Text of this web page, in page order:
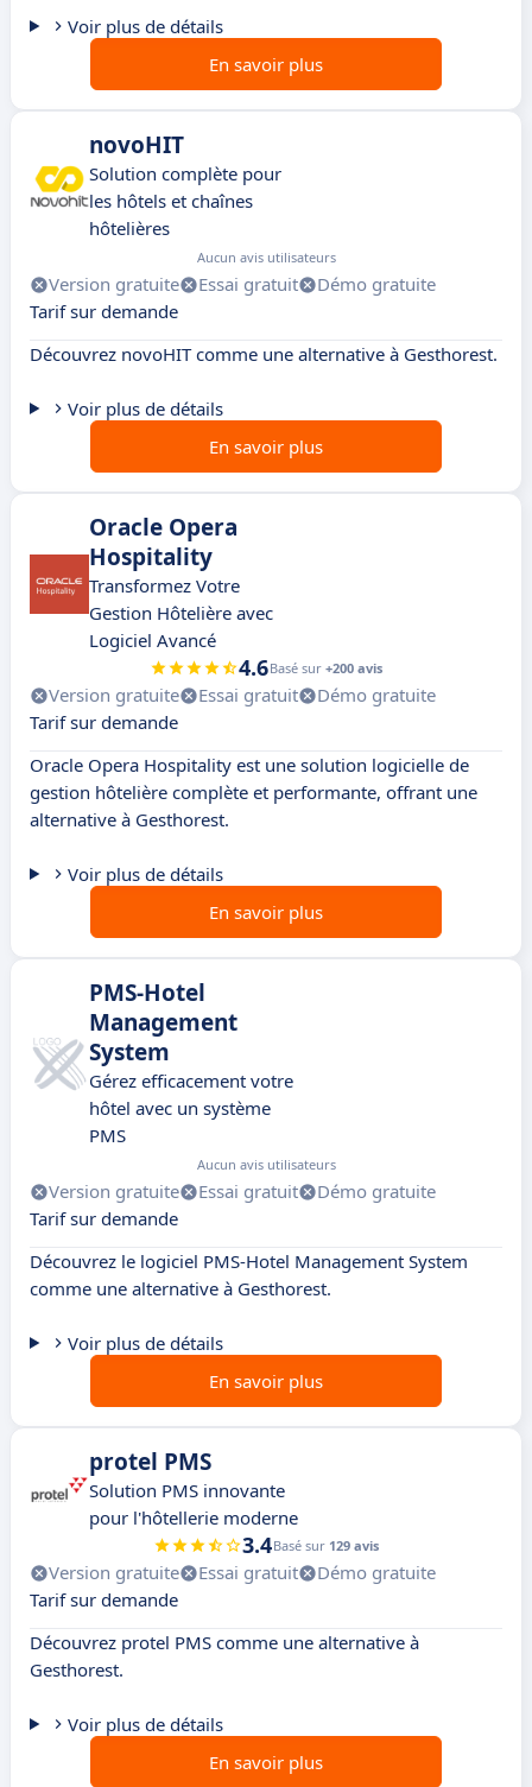
Voir plus de détails
En savoir plus
novoHIT
Solution complète pour
les hôtels et chaînes
hôtelières
Aucun avis utilisateurs
Version gratuite Essai gratuit
Démo gratuite
Tarif sur demande
Découvrez novoHIT comme une alternative à Gesthorest.
Voir plus de détails
En savoir plus
Oracle Opera
Hospitality
Transformez Votre
Gestion Hôtelière avec
Logiciel Avancé
4.6Basé sur +200 avis
Version gratuite Essai gratuit
Démo gratuite
Tarif sur demande
Oracle Opera Hospitality est une solution logicielle de
gestion hôtelière complète et performante, offrant une
alternative à Gesthorest.
Voir plus de détails
En savoir plus
PMS-Hotel
Management
System
Gérez efficacement votre
hôtel avec un système
PMS
Aucun avis utilisateurs
Version gratuite Essai gratuit
Démo gratuite
Tarif sur demande
Découvrez le logiciel PMS-Hotel Management System
comme une alternative à Gesthorest.
Voir plus de détails
En savoir plus
protel PMS
Solution PMS innovante
pour l'hôtellerie moderne
3.4Basé sur 129 avis
Version gratuite Essai gratuit
Démo gratuite
Tarif sur demande
Découvrez protel PMS comme une alternative à
Gesthorest.
Voir plus de détails
En savoir plus